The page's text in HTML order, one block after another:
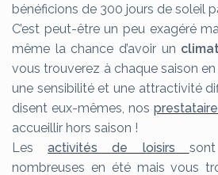
bénéficions de 300 jours de soleil
C’est peut-être un peu exagéré
même la chance d’avoir un
vous trouverez à chaque saison en
une sensibilité et une attractivité
disent eux-mêmes, nos
accueillir hors saison !
Lesactivités de loisirs
nombreuses en été mais vous